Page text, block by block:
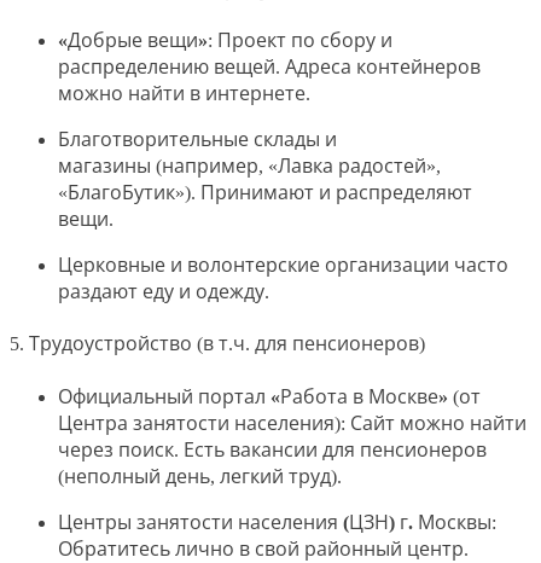
«Добрые вещи»: Проект по сбору и
распределению вещей. Адреса контейнеров
можно найти в интернете.
Благотворительные склады и
магазины (например, «Лавка радостей»,
«БлагоБутик»). Принимают и распределяют
вещи.
Церковные и волонтерские организации часто
раздают еду и одежду.
5. Трудоустройство (в т.ч. для пенсионеров)
Официальный портал «Работа в Москве» (от
Центра занятости населения): Сайт можно найти
через поиск. Есть вакансии для пенсионеров
(неполный день, легкий труд).
Центры занятости населения (ЦЗН) г. Москвы:
Обратитесь лично в свой районный центр.